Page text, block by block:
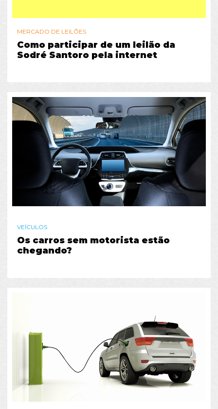
MERCADO DE LEILÕES
Como participar de um leilão da
Sodré Santoro pela internet
VEÍCULOS
Os carros sem motorista estão
chegando?